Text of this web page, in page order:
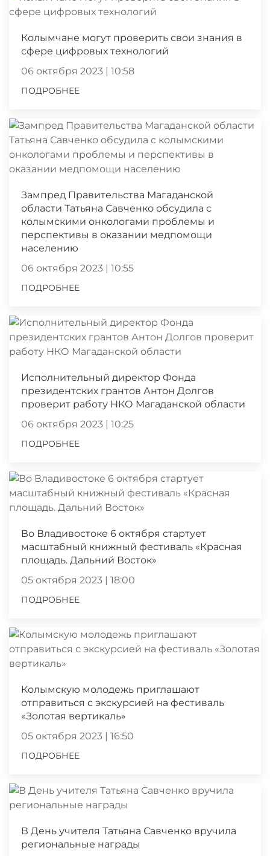
Колымчане могут проверить свои знания в
сфере цифровых технологий
06 октября 2023 | 10:58
ПОДРОБНЕЕ
Зампред Правительства Магаданской
области Татьяна Савченко обсудила с
колымскими онкологами проблемы и
перспективы в оказании медпомощи
населению
06 октября 2023 | 10:55
ПОДРОБНЕЕ
Исполнительный директор Фонда
президентских грантов Антон Долгов
проверит работу НКО Магаданской области
06 октября 2023 | 10:25
ПОДРОБНЕЕ
Во Владивостоке 6 октября стартует
масштабный книжный фестиваль «Красная
площадь. Дальний Восток»
05 октября 2023 | 18:00
ПОДРОБНЕЕ
Колымскую молодежь приглашают
отправиться с экскурсией на фестиваль
«Золотая вертикаль»
05 октября 2023 | 16:50
ПОДРОБНЕЕ
В День учителя Татьяна Савченко вручила
региональные награды